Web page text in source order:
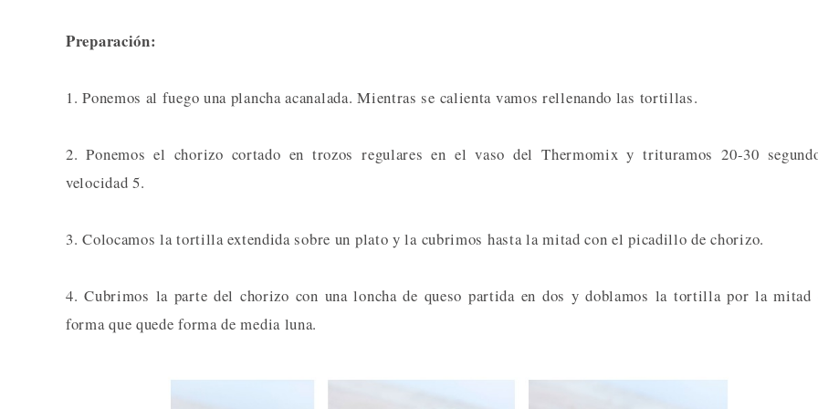
Preparación:
1. Ponemos al fuego una plancha acanalada. Mientras se calienta vamos rellenando las tortillas.
2. Ponemos el chorizo cortado en trozos regulares en el vaso del Thermomix y trituramos 20-30
velocidad 5.
3. Colocamos la tortilla extendida sobre un plato y la cubrimos hasta la mitad con el picadillo de chorizo.
4. Cubrimos la parte del chorizo con una loncha de queso partida en dos y doblamos la tortilla por la mitad
forma que quede forma de media luna.